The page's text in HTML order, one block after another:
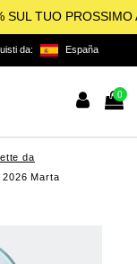
SUL TUO PROSSIMO
da: España
0
da
Marta